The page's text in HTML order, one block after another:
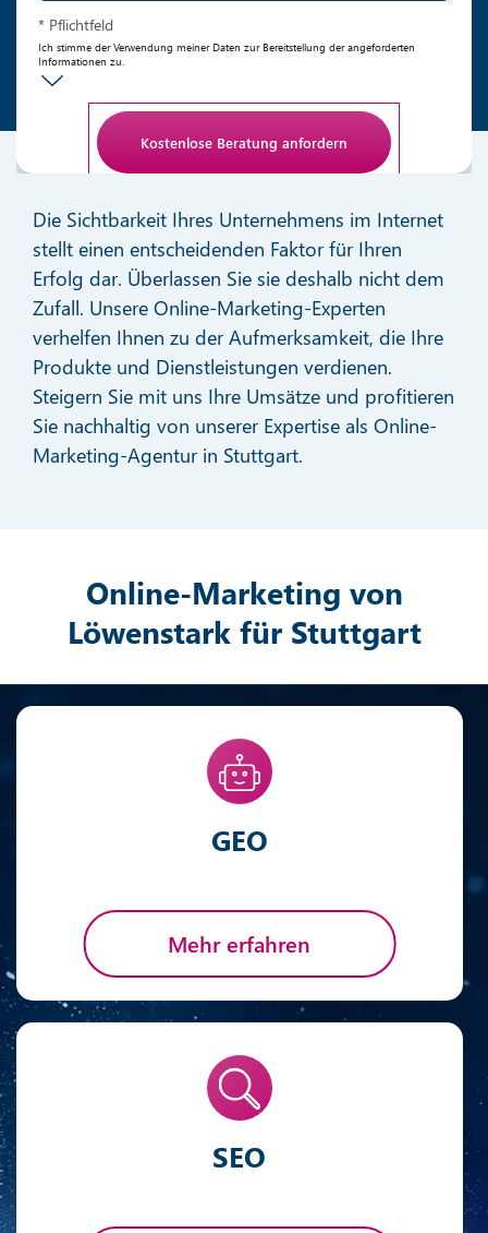
* Pflichtfeld
Ich stimme der Verwendung meiner Daten zur Bereitstellung der angeforderten
Informationen zu.
Hier klicken
Friendly
Die Sichtbarkeit Ihres Unternehmens im Internet
stellt einen entscheidenden Faktor für Ihren
Erfolg dar. Überlassen Sie sie deshalb nicht dem
Zufall. Unsere Online-Marketing-Experten
verhelfen Ihnen zu der Aufmerksamkeit, die Ihre
Produkte und Dienstleistungen verdienen.
Steigern Sie mit uns Ihre Umsätze und profitieren
Sie nachhaltig von unserer Expertise als Online-
Marketing-Agentur in Stuttgart.
Online-Marketing von
Löwenstark für Stuttgart
GEO
Mehr erfahren
SEO